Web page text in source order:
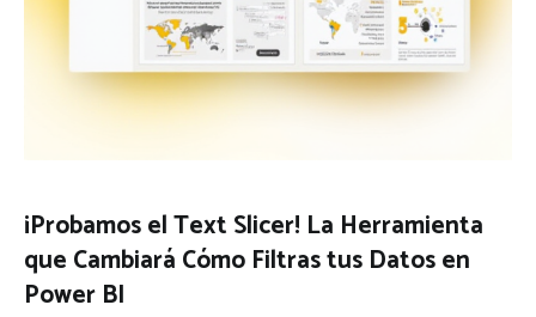
¡Probamos el Text Slicer! La Herramienta
que Cambiará Cómo Filtras tus Datos en
Power BI